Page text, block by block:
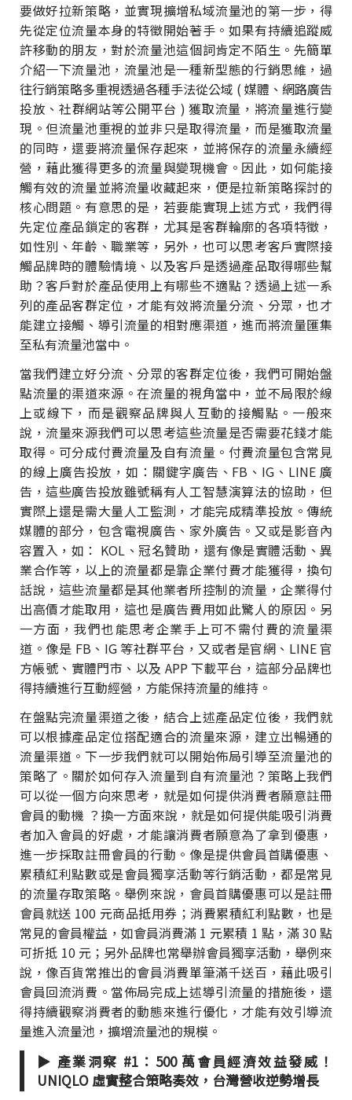
要做好拉新策略，並實現擴增私域流量池的第一步，得
先從定位流量本身的特徵開始著手。如果有持續追蹤威
許移動的朋友，對於流量池這個詞肯定不陌生。先簡單
介紹一下流量池，流量池是一種新型態的行銷思維，過
往行銷策略多重視透過各種手法從公域 ( 媒體、網路廣告
投放、社群網站等公開平台 ) 獲取流量，將流量進行變
現。但流量池重視的並非只是取得流量，而是獲取流量
的同時，還要將流量保存起來，並將保存的流量永續經
營，藉此獲得更多的流量與變現機會。因此，如何能接
觸有效的流量並將流量收藏起來，便是拉新策略探討的
核心問題。有意思的是，若要能實現上述方式，我們得
先定位產品鎖定的客群，尤其是客群輪廓的各項特徵，
如性別、年齡、職業等，另外，也可以思考客戶實際接
觸品牌時的體驗情境、以及客戶是透過產品取得哪些幫
助？客戶對於產品使用上有哪些不適點？透過上述一系
列的產品客群定位，才能有效將流量分流、分眾，也才
能建立接觸、導引流量的相對應渠道，進而將流量匯集
至私有流量池當中。
當我們建立好分流、分眾的客群定位後，我們可開始盤
點流量的渠道來源。在流量的視角當中，並不局限於線
上或線下，而是觀察品牌與人互動的接觸點。一般來
說，流量來源我們可以思考這些流量是否需要花錢才能
取得。可分成付費流量及自有流量。付費流量包含常見
的線上廣告投放，如：關鍵字廣告、FB、IG、LINE 廣
告，這些廣告投放雖號稱有人工智慧演算法的協助，但
實際上還是需大量人工監測，才能完成精準投放。傳統
媒體的部分，包含電視廣告、家外廣告。又或是影音內
容置入，如： KOL、冠名贊助，還有像是實體活動、異
業合作等，以上的流量都是靠企業付費才能獲得，換句
話說，這些流量都是其他業者所控制的流量，企業得付
出高價才能取用，這也是廣告費用如此驚人的原因。另
一方面，我們也能思考企業手上可不需付費的流量渠
道。像是 FB、IG 等社群平台，又或者是官網、LINE 官
方帳號、實體門市、以及 APP 下載平台，這部分品牌也
得持續進行互動經營，方能保持流量的維持。
在盤點完流量渠道之後，結合上述產品定位後，我們就
可以根據產品定位搭配適合的流量來源，建立出暢通的
流量渠道。下一步我們就可以開始佈局引導至流量池的
策略了。關於如何存入流量到自有流量池？策略上我們
可以從一個方向來思考，就是如何提供消費者願意註冊
會員的動機 ？換一方面來說，就是如何提供能吸引消費
者加入會員的好處，才能讓消費者願意為了拿到優惠，
進一步採取註冊會員的行動。像是提供會員首購優惠、
累積紅利點數或是會員獨享活動等行銷活動，都是常見
的流量存取策略。舉例來說，會員首購優惠可以是註冊
會員就送 100 元商品抵用券；消費累積紅利點數，也是
常見的會員權益，如會員消費滿 1 元累積 1 點，滿 30 點
可折抵 10 元；另外品牌也常舉辦會員獨享活動，舉例來
說，像百貨常推出的會員消費單筆滿千送百，藉此吸引
會員回流消費。當佈局完成上述導引流量的措施後，還
得持續觀察消費者的動態來進行優化，才能有效引導流
量進入流量池，擴增流量池的規模。
▶ 產業洞察 #1：500 萬會員經濟效益發威！
UNIQLO 虛實整合策略奏效，台灣營收逆勢增長